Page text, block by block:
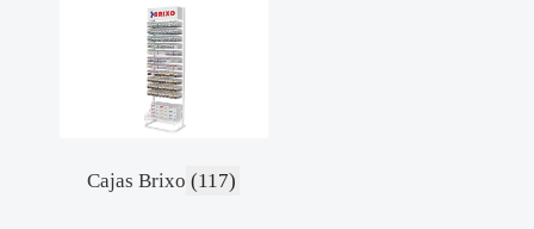
Cajas Brixo (117)